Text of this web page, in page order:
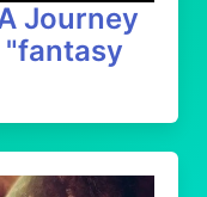
Journey
"fantasy